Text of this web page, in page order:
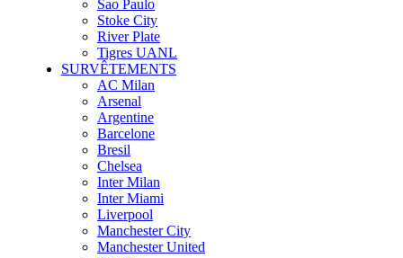
Sao Paulo
Stoke City
River Plate
Tigres UANL
SURVÊTEMENTS
AC Milan
Arsenal
Argentine
Barcelone
Bresil
Chelsea
Inter Milan
Inter Miami
Liverpool
Manchester City
Manchester United